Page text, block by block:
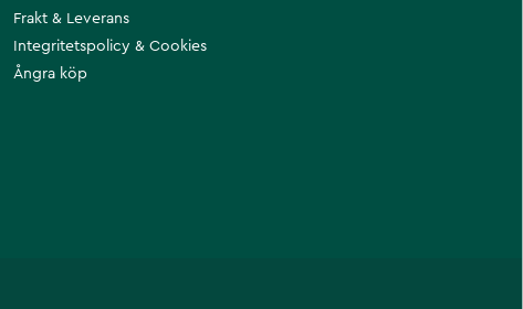
Frakt & Leverans
Integritetspolicy & Cookies
Ångra köp